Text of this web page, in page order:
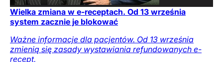
Wielka zmiana w e-receptach. Od 13 września
system zacznie je blokować
Ważne informacje dla pacjentów. Od 13 września
zmienią się zasady wystawiania refundowanych e-
recept.